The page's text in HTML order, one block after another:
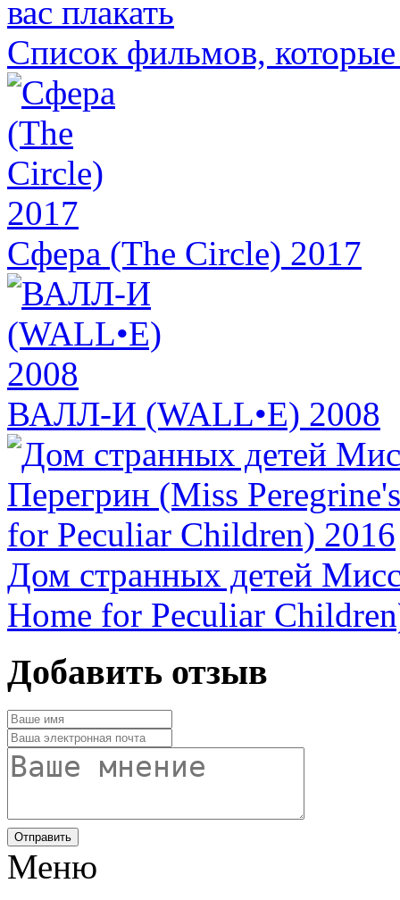
Список фильмов, которые
Сфера (The Circle) 2017
ВАЛЛ-И (WALL•E) 2008
Дом странных детей
Home for Peculiar
Добавить отзыв
Отправить
Меню